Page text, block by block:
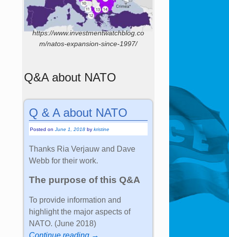
https://www.investmentwatchblog.co
m/natos-expansion-since-1997/
Q&A about NATO
Q & A about NATO
Posted onJune 1, 2018 bykristine
Thanks Ria Verjauw and Dave
Webb for their work.
The purpose of this Q&A
To provide information and
highlight the major aspects of
NATO. (June 2018)
Continue reading →